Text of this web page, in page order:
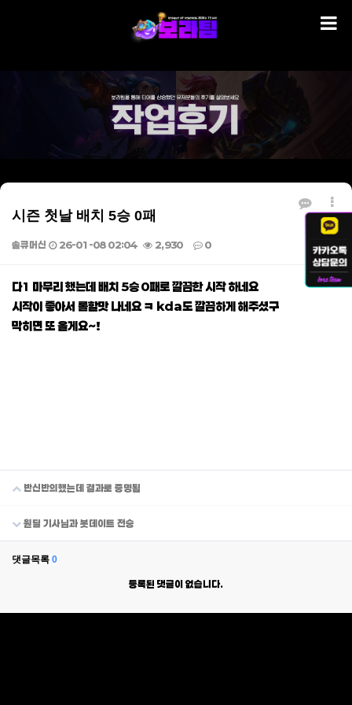
시즌 첫날 배치 5승 0패
솔큐머신 26-01-08 02:04 2,930 0
본문
다1 마무리 했는데 배치 5승 0패로 깔끔한 시작 하네요
시작이 좋아서 롤할맛 나네요 ㅋ kda도 깔끔하게 해주셨구
막히면 또 올게요~!
반신반의했는데 결과로 증명됨
원딜 기사님과 봇데이트 전승
댓글목록 0
등록된 댓글이 없습니다.